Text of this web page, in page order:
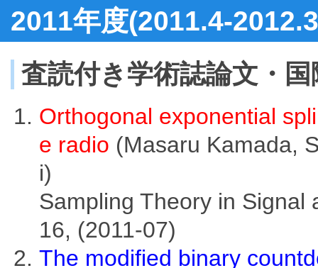
2011年度(2011.4-
査読付き学術誌論文・
Orthogonal exponential
e radio (Masaru Kamada,
i)
Sampling Theory in Signal
16, (2011-07)
The modified binary